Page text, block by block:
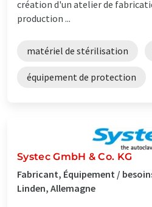
création d'un atelier de
production ...
matériel de stérilisation
équipement de protection
Systec GmbH & Co. KG
Fabricant, Équipement /
Linden, Allemagne